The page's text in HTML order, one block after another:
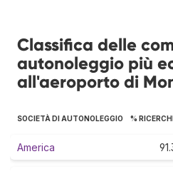
Classifica delle
autonoleggio più
all'aeroporto di
SOCIETÀ DI AUTONOLEGGIO %
America